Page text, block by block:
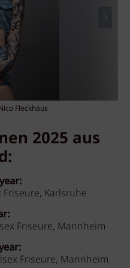
Fleckhaus
2025 aus
Karlsruhe
Friseure, Mannheim
Friseure, Mannheim